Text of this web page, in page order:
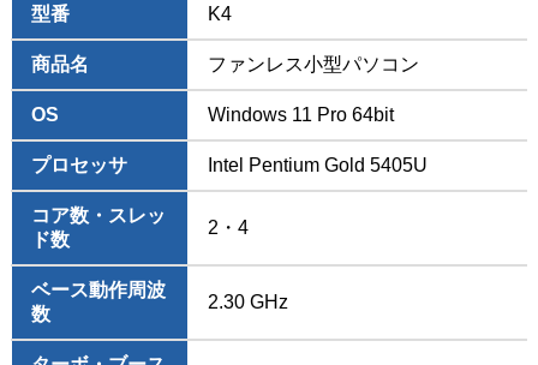
型番 K4
商品名 ファンレス小型パソコン
OS Windows 11 Pro 64bit
プロセッサ Intel Pentium Gold 5405U
コア数・スレッ
ド数
2・4
ベース動作周波
数
2.30 GHz